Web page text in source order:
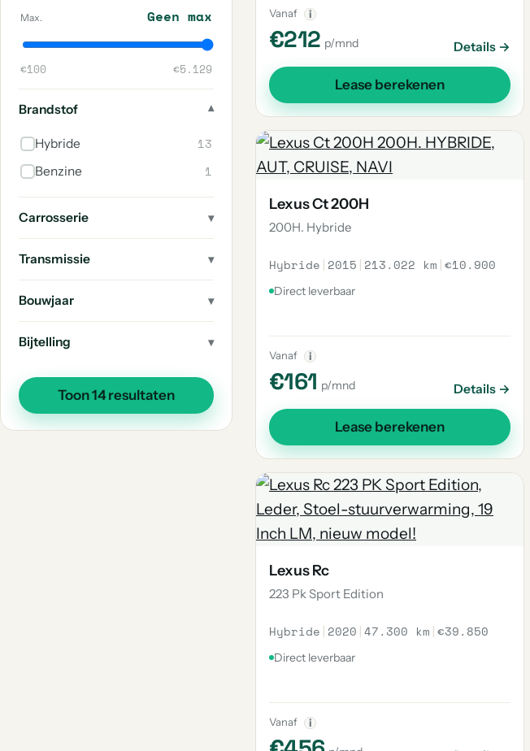
Rc 1
Is 1
Max. Geen max
€100 €5.129
Brandstof
Hybride 13
Benzine 1
Carrosserie
Transmissie
Bouwjaar
Bijtelling
Toon 14 resultaten
Vanaf i
€212 p/mnd Details →
Lease berekenen
Lexus Ct 200H
200H. Hybride
Hybride | 2015 | 213.022 km |€10.900
Direct leverbaar
Vanaf i
€161 p/mnd Details →
Lease berekenen
Lexus Rc
223 Pk Sport Edition
Hybride | 2020 |47.300 km |€39.850
Direct leverbaar
Vanaf i